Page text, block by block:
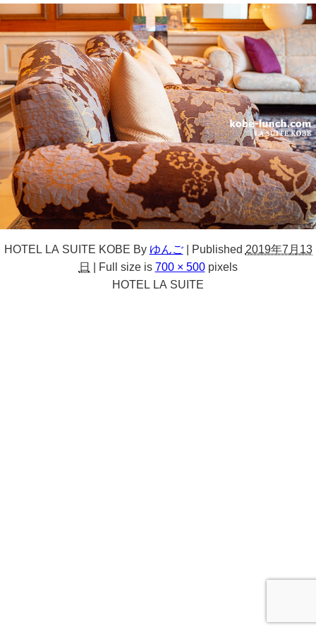
HOTEL LA SUITE KOBE By ゆんご Published 2019年7月13
日
Full size is 700 × 500pixels
HOTEL LA SUITE